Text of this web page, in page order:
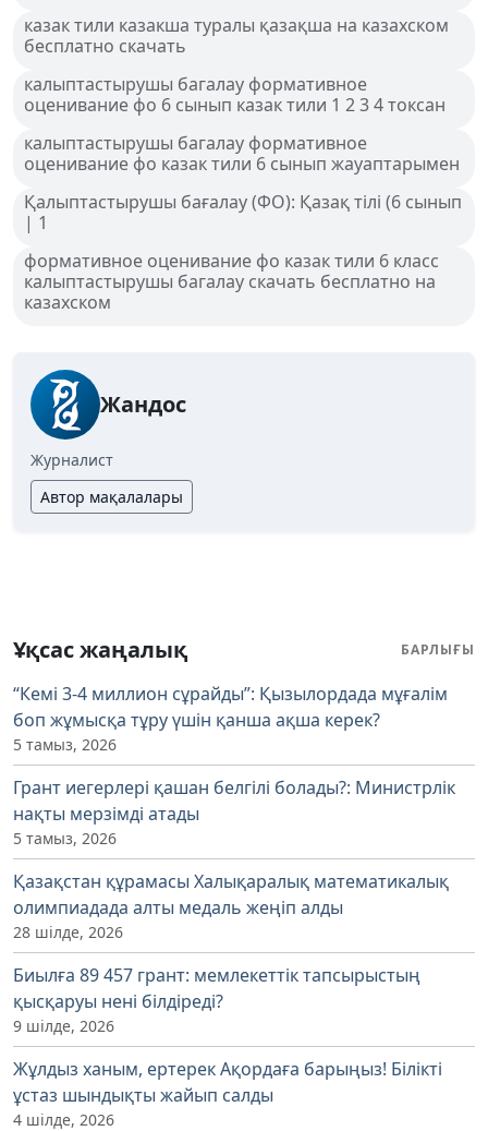
казак тили казакша туралы қазақша на казахском
бесплатно скачать
калыптастырушы багалау формативное
оценивание фо 6 сынып казак тили 1 2 3 4 токсан
калыптастырушы багалау формативное
оценивание фо казак тили 6 сынып жауаптарымен
Қалыптастырушы бағалау (ФО): Қазақ тілі (6 сынып
| 1
формативное оценивание фо казак тили 6 класс
калыптастырушы багалау скачать бесплатно на
казахском
Жандос
Журналист
Автор мақалалары
Ұқсас жаңалық БАРЛЫҒЫ
“Кемі 3-4 миллион сұрайды”: Қызылордада мұғалім
боп жұмысқа тұру үшін қанша ақша керек?
5 тамыз, 2026
Грант иегерлері қашан белгілі болады?: Министрлік
нақты мерзімді атады
5 тамыз, 2026
Қазақстан құрамасы Халықаралық математикалық
олимпиадада алты медаль жеңіп алды
28 шілде, 2026
Биылға 89 457 грант: мемлекеттік тапсырыстың
қысқаруы нені білдіреді?
9 шілде, 2026
Жұлдыз ханым, ертерек Ақордаға барыңыз! Білікті
ұстаз шындықты жайып салды
4 шілде, 2026